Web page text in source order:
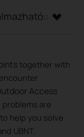
together with
Access
are
help you solve
UBNT.